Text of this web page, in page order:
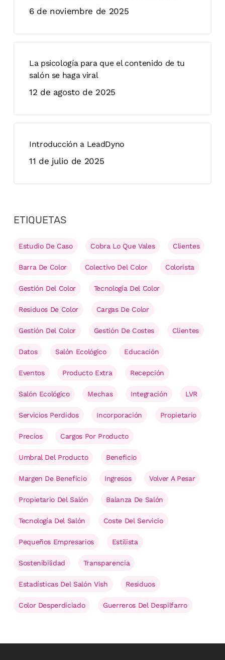
6 de noviembre de 2025
La psicología para que el contenido de tu
salón se haga viral
12 de agosto de 2025
Introducción a LeadDyno
11 de julio de 2025
ETIQUETAS
Estudio De Caso Cobra Lo Que Vales Clientes
Barra De Color Colectivo Del Color Colorista
Gestión Del Color Tecnología Del Color
Residuos De Color Cargas De Color
Gestión Del Color Gestión De Costes Clientes
Datos Salón Ecológico Educación
Eventos Producto Extra Recepción
Salón Ecológico Mechas Integración LVR
Servicios Perdidos Incorporación Propietario
Precios Cargos Por Producto
Umbral Del Producto Beneficio
Margen De Beneficio Ingresos Volver A Pesar
Propietario Del Salón Balanza De Salón
Tecnología Del Salón Coste Del Servicio
Pequeños Empresarios Estilista
Sostenibilidad Transparencia
Estadísticas Del Salón Vish Residuos
Color Desperdiciado Guerreros Del Despilfarro